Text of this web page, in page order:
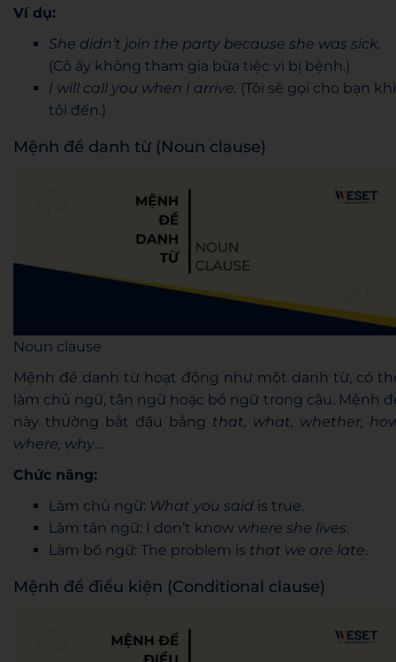
Ví dụ:
She didn’t join the party because she was sick.
(Cô ấy không tham gia bữa tiệc vì bị bệnh.)
I will call you when I arrive. (Tôi sẽ gọi cho bạn khi
tôi đến.)
Mệnh đề danh từ (Noun clause)
Noun clause
Mệnh đề danh từ hoạt động như một danh từ, có
làm chủ ngữ, tân ngữ hoặc bổ ngữ trong câu. Mệnh
này thường bắt đầu bằng that, what, whether,
where, why…
Chức năng:
Làm chủ ngữ: What you said is true.
Làm tân ngữ: I don’t know where she lives.
Làm bổ ngữ: The problem is that we are late.
Mệnh đề điều kiện (Conditional clause)